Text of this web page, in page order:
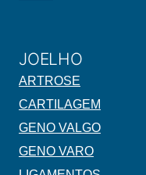
JOELHO
ARTROSE
CARTILAGEM
GENO VALGO
GENO VARO